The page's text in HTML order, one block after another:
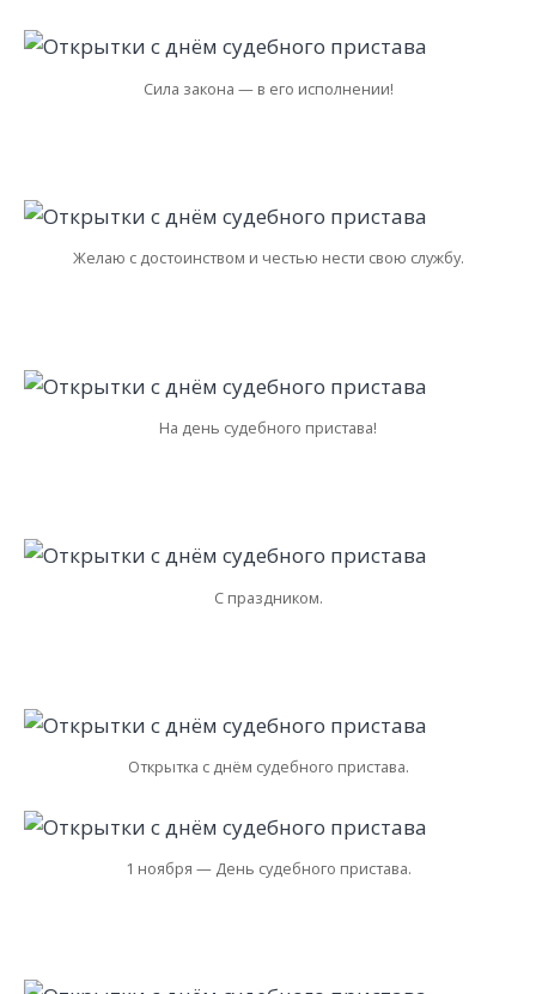
Сила закона — в его исполнении!
Желаю с достоинством и честью нести свою службу.
На день судебного пристава!
С праздником.
Открытка с днём судебного пристава.
1 ноября — День судебного пристава.